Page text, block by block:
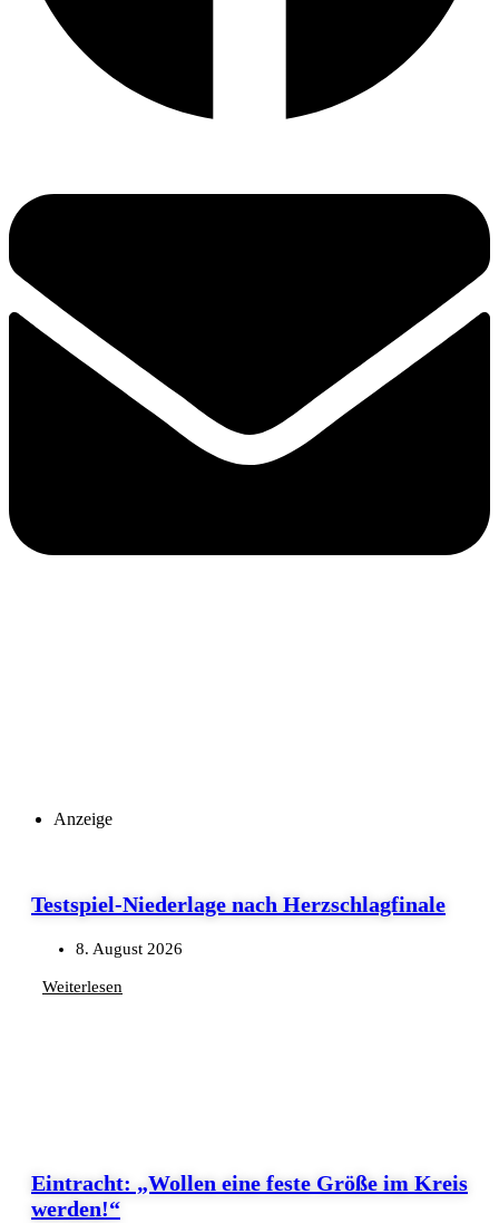
Anzeige
Testspiel-Niederlage nach Herzschlagfinale
8. August 2026
Weiterlesen
Eintracht: „Wollen eine feste Größe im Kreis
werden!“